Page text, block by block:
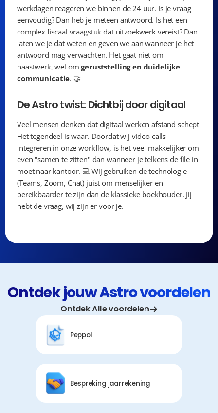
werkdagen reageren we binnen de 24 uur. Is je vraag
eenvoudig? Dan heb je meteen antwoord. Is het een
complex fiscaal vraagstuk dat uitzoekwerk vereist? Dan
laten we je dat weten en geven we aan wanneer je het
antwoord mag verwachten. Het gaat niet om
haastwerk, wel om geruststelling en duidelijke
communicatie. 🤝
De Astro twist: Dichtbij door digitaal
Veel mensen denken dat digitaal werken afstand schept.
Het tegendeel is waar. Doordat wij video calls
integreren in onze workflow, is het veel makkelijker om
even "samen te zitten" dan wanneer je telkens de file in
moet naar kantoor. 💻 Wij gebruiken de technologie
(Teams, Zoom, Chat) juist om menselijker en
bereikbaarder te zijn dan de klassieke boekhouder. Jij
hebt de vraag, wij zijn er voor je.
Ontdek jouw Astro voordelen
Ontdek Alle voordelen
Peppol
Bespreking jaarrekening